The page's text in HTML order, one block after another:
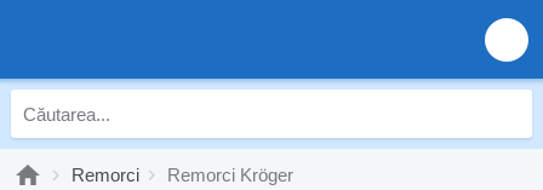
Remorci Remorci Kröger